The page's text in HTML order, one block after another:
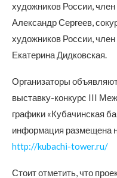
художников России,
Александр Сергеев,
художников России,
Екатерина Дидковская.
Организаторы
выставку-конкурс III
графики «Кубачинская
информация размещена
http://kubachi-tower.ru/
Стоит отметить, что